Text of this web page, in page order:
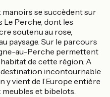
manoirs se succèdent sur
Le Perche, dont les
soutenu au rose,
paysage. Sur le parcours
au-Perche permettent
de cette région. A
destination incontournable
y vient de l’Europe entière
meubles et bibelots.